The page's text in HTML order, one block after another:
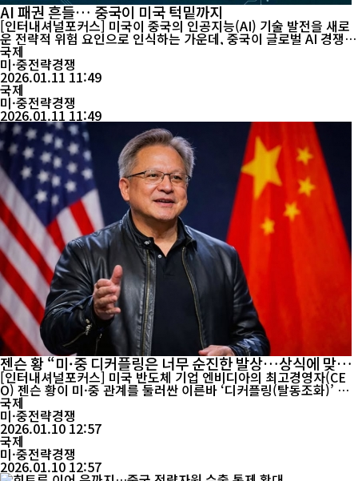
AI 패권 흔들… 중국이 미국 턱밑까지
[인터내셔널포커스] 미국이 중국의 인공지능(AI) 기술 발전을 새로
운 전략적 위험 요인으로 인식하는 가운데, 중국이 글로벌 AI 경쟁에
서 존재감을 확대하고 있다는 관측이 나오고 있다. 이런 상황에서 일
론 머스크 테슬라 최고경영자(CEO)는 최근 “중국은 과소평가돼 왔
다”며 “미래 글로벌 AI 경쟁의 중심 무대가 중국이 될 수 있다”고 말
했다. 머스크는 중국의 기술 발전 속도와 엔지니어 역량을 언급하며
“중국의 기...
국제
미·중전략경쟁
2026.01.11 11:49
국제
미·중전략경쟁
2026.01.11 11:49
젠슨 황 “미·중 디커플링은 너무 순진한 발상…상식에 맞지
않아”
[인터내셔널포커스] 미국 반도체 기업 엔비디아의 최고경영자(CE
O) 젠슨 황이 미·중 관계를 둘러싼 이른바 ‘디커플링(탈동조화)’ 논
의에 대해 “상식에 기반하지 않은, 지나치게 순진한 생각”이라고 직
설적으로 비판했다. 미국 매체 비즈니스 인사이더는 9일(현지시간)
황 CEO가 팟캐스트 No Priors에 출연해 미·중 관계를 주제로 발언
한 내용을 보도했다. 황 CEO는 “어떤 이유에서든 미국과 중국이 분
리될 수 있다...
국제
미·중전략경쟁
2026.01.10 12:57
국제
미·중전략경쟁
2026.01.10 12:57